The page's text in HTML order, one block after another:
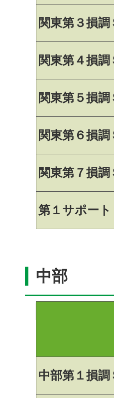
関東第３損調
関東第４損調
関東第５損調
関東第６損調
関東第７損調
第１サポート
中部
中部第１損調